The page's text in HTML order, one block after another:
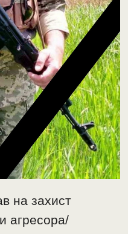
на захист
агресора/